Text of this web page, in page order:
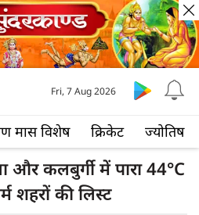
मास विशेष क्रिकेट ज्योतिष
Fri, 7 Aug 2026
और कलबुर्गी में पारा 44°C
शहरों की लिस्ट